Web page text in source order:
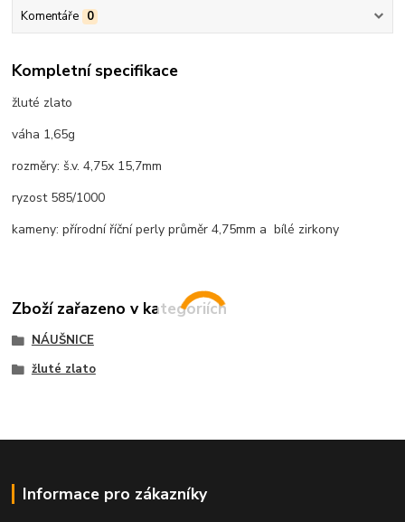
Komentáře 0
Kompletní specifikace
žluté zlato
váha 1,65g
rozměry: š.v. 4,75x 15,7mm
ryzost 585/1000
kameny: přírodní říční perly průměr 4,75mm a bílé zirkony
Zboží zařazeno v kategoriích
NÁUŠNICE
žluté zlato
Informace pro zákazníky